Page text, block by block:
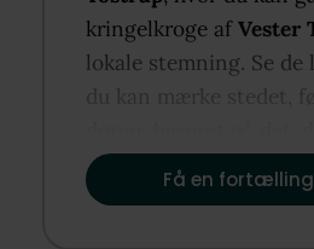
kringelkroge afVester
lokale stemning. Se de
du kan mærke stedet,
Få en